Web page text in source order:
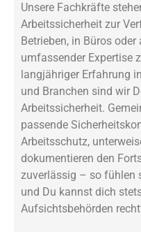
Unsere Fachkräfte
Arbeitssicherheit zur
Betrieben, in Büros
umfassender Expertise
langjähriger Erfahrung
und Branchen sind wir
Arbeitssicherheit.
passende
Arbeitsschutz,
dokumentieren den
zuverlässig – so fühlen
und Du kannst dich
Aufsichtsbehörden